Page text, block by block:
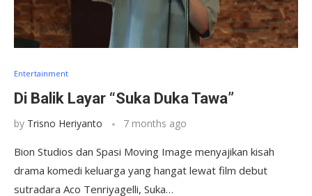
Entertainment
Di Balik Layar “Suka Duka Tawa”
by Trisno Heriyanto 7 months ago
Bion Studios dan Spasi Moving Image menyajikan kisah
drama komedi keluarga yang hangat lewat film debut
sutradara Aco Tenriyagelli, Suka…